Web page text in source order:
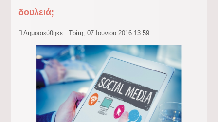
δουλειά;
Δημοσιεύθηκε : Τρίτη, 07 Ιουνίου 2016 13:59